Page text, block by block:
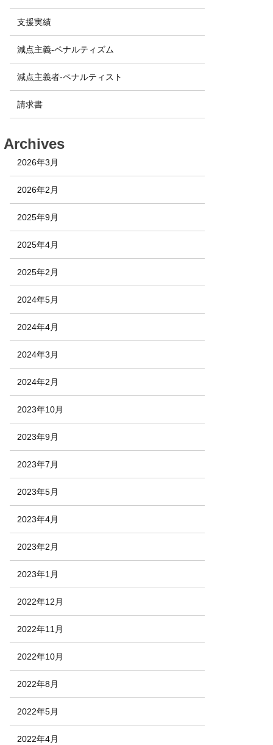
支援実績
減点主義-ペナルティズム
減点主義者-ペナルティスト
請求書
Archives
2026年3月
2026年2月
2025年9月
2025年4月
2025年2月
2024年5月
2024年4月
2024年3月
2024年2月
2023年10月
2023年9月
2023年7月
2023年5月
2023年4月
2023年2月
2023年1月
2022年12月
2022年11月
2022年10月
2022年8月
2022年5月
2022年4月